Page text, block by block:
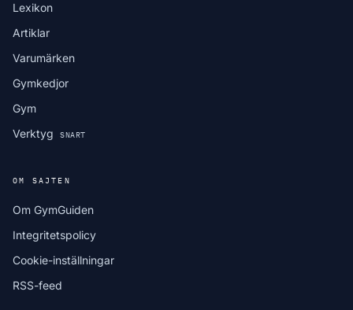
Lexikon
Artiklar
Varumärken
Gymkedjor
Gym
Verktyg
SNART
OM SAJTEN
Om GymGuiden
Integritetspolicy
Cookie-inställningar
RSS-feed